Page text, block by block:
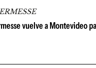
vuelve a Montevideo